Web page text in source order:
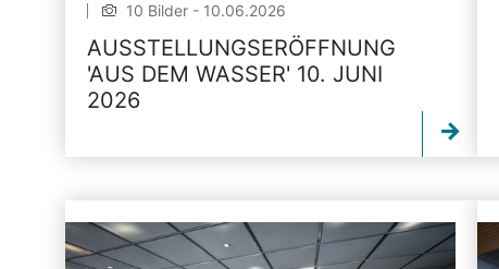
10 Bilder - 10.06.2026
AUSSTELLUNGSERÖFFNUNG
'AUS DEM WASSER' 10. JUNI
2026